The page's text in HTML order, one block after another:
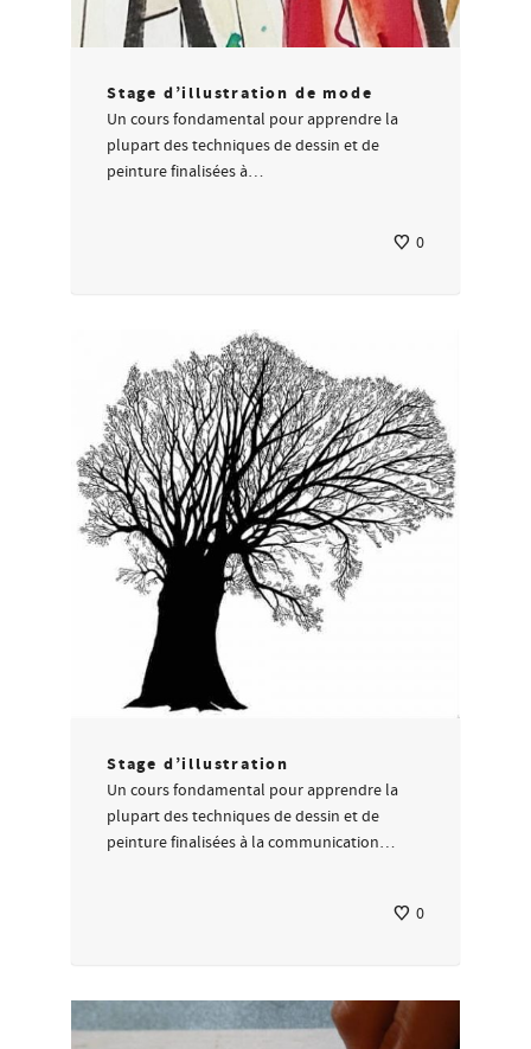
Stage d’illustration de mode
Un cours fondamental pour apprendre la
plupart des techniques de dessin et de
peinture finalisées à…
0
Stage d’illustration
Un cours fondamental pour apprendre la
plupart des techniques de dessin et de
peinture finalisées à la communication…
0